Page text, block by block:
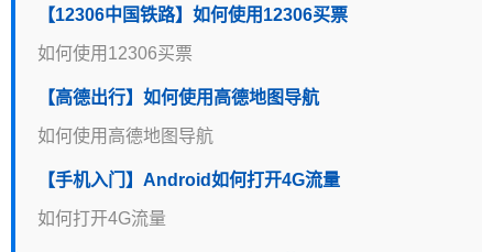
【12306中国铁路】如何使用12306买票
如何使用12306买票
【高德出行】如何使用高德地图导航
如何使用高德地图导航
【手机入门】Android如何打开4G流量
如何打开4G流量